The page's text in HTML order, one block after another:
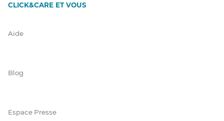
CLICK&CARE ET VOUS
Aide
Blog
Espace Presse